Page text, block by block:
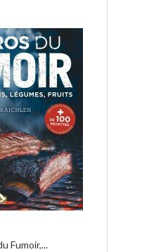
Fumoir,...